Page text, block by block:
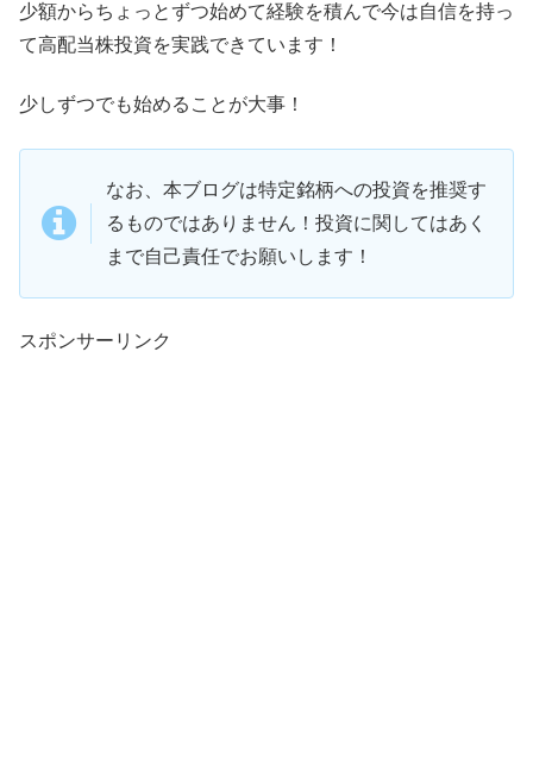
少額からちょっとずつ始めて経験を積んで今は自信を持っ
て高配当株投資を実践できています！
少しずつでも始めることが大事！
なお、本ブログは特定銘柄への投資を推奨す
るものではありません！投資に関してはあく
まで自己責任でお願いします！
スポンサーリンク